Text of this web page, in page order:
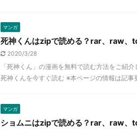
マンガ
死神くんはzipで読める？rar、raw
2020/3/28
「死神くん」の漫画を無料で読む方法をご
死神くんを今すぐ読む ※本ページの情報は記
マンガ
ショムニはzipで読める？rar、raw